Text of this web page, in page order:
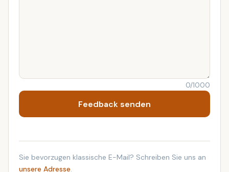
0/1000
Feedback senden
Sie bevorzugen klassische E-Mail? Schreiben Sie uns an
unsere Adresse.